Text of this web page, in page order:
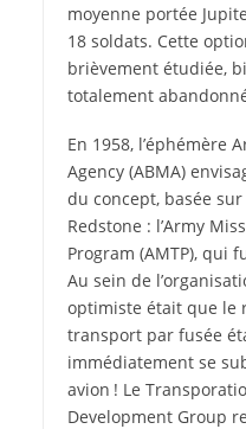
moyenne portée
18 soldats. Cette
brièvement étudiée,
totalement
En 1958, l’éphémère
Agency (ABMA)
du concept, basée sur
Redstone : l’Army
Program (AMTP), qui
Au sein de
optimiste était que le
transport par fusée
immédiatement se
avion ! Le
Development Group